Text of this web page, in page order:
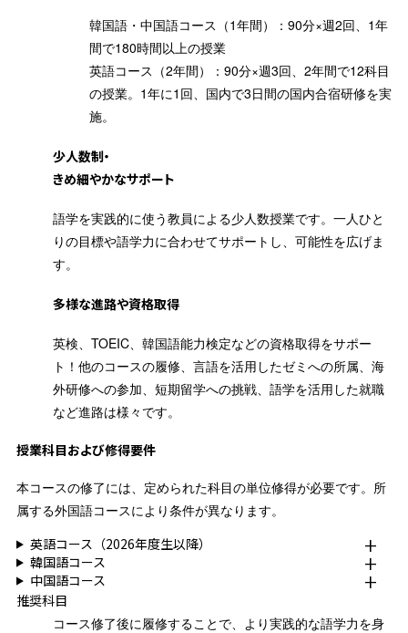
韓国語・中国語コース（1年間）：90分×週2回、1年
間で180時間以上の授業
英語コース（2年間）：90分×週3回、2年間で12科目
の授業。1年に1回、国内で3日間の国内合宿研修を実
施。
少人数制・
きめ細やかなサポート
語学を実践的に使う教員による少人数授業です。一人ひと
りの目標や語学力に合わせてサポートし、可能性を広げま
す。
多様な進路や資格取得
英検、TOEIC、韓国語能力検定などの資格取得をサポー
ト！他のコースの履修、言語を活用したゼミへの所属、海
外研修への参加、短期留学への挑戦、語学を活用した就職
など進路は様々です。
授業科目および修得要件
本コースの修了には、定められた科目の単位修得が必要です。所
属する外国語コースにより条件が異なります。
英語コース（2026年度生以降）
韓国語コース
中国語コース
推奨科目
コース修了後に履修することで、より実践的な語学力を身